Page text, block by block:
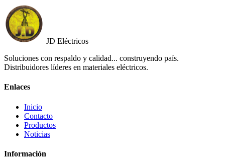
JD Eléctricos
Soluciones con respaldo y calidad... construyendo país.
Distribuidores líderes en materiales eléctricos.
Enlaces
Inicio
Contacto
Productos
Noticias
Información